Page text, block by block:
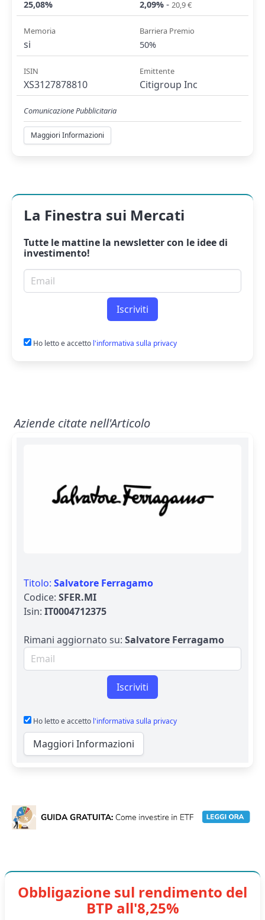
25,08% 2,09% - 20,9 €
Memoria
si
Barriera Premio
50%
ISIN
XS3127878810
Emittente
Citigroup Inc
Comunicazione Pubblicitaria
Maggiori Informazioni
La Finestra sui Mercati
Tutte le mattine la newslettercon le idee di
investimento!
Email per newsletter
Iscriviti
Ho letto e accetto l'informativa sulla privacy
Aziende citate nell'Articolo
Titolo: Salvatore Ferragamo
Codice: SFER.MI
Isin: IT0004712375
Rimani aggiornato su: Salvatore Ferragamo
Email per newsletter
Iscriviti
Ho letto e accetto l'informativa sulla privacy
Maggiori Informazioni
Obbligazione sul rendimento del
BTP all'8,25%